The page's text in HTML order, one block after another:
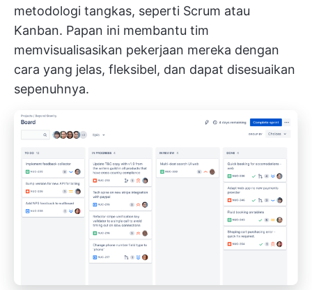
metodologi tangkas, seperti Scrum atau
Kanban. Papan ini membantu tim
memvisualisasikan pekerjaan mereka dengan
cara yang jelas, fleksibel, dan dapat disesuaikan
sepenuhnya.